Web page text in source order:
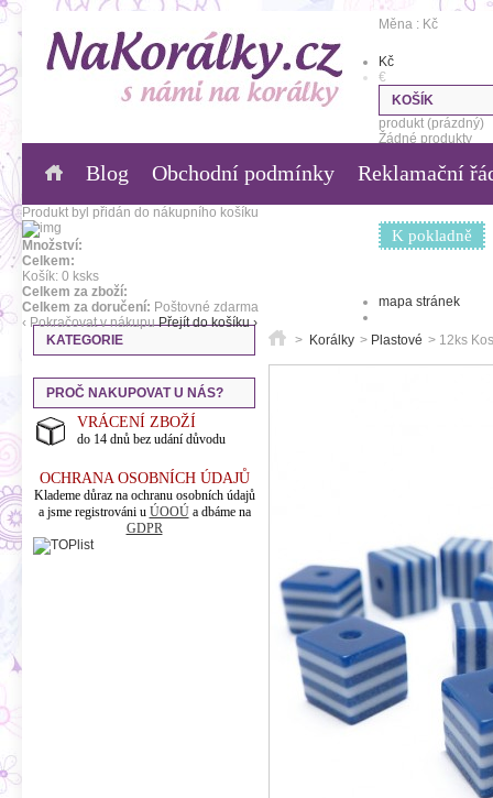
Měna : Kč
Kč
€
KOŠÍK
produkt (prázdný)
Žádné produkty
0,00 Kč Poštovné
K pokladně
mapa stránek
Blog Obchodní podmínky Reklamační
Produkt byl přidán do nákupního košíku
Množství:
Celkem:
Košík: 0 ksks
Celkem za zboží:
Celkem za doručení: Poštovné zdarma
‹ Pokračovat v nákupu Přejít do košíku ›
KATEGORIE
PROČ NAKUPOVAT U NÁS?
VRÁCENÍ ZBOŽÍ
do 14 dnů bez udání důvodu
OCHRANA OSOBNÍCH ÚDAJŮ
Klademe důraz na ochranu osobních údajů
a jsme registrováni u ÚOOÚa dbáme na
GDPR
> Korálky > Plastové > 12ks